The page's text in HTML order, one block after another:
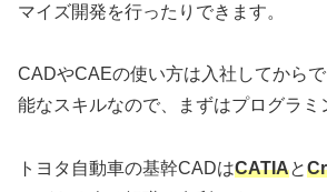
マイズ開発を行ったりできます。
CADやCAEの使い方は入社してからで
能なスキルなので、まずはプログラミ
トヨタ自動車の基幹CADはCATIAと